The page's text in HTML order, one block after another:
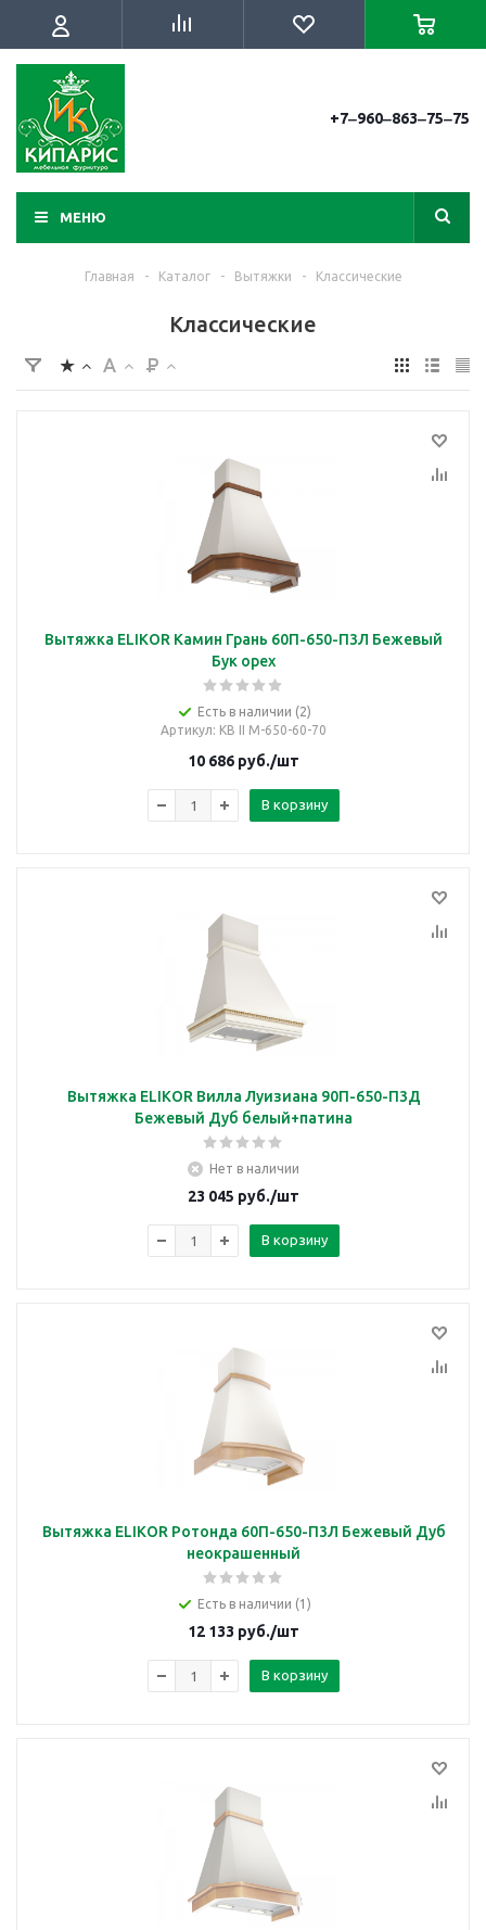
+7‒960‒863‒75‒75
МЕНЮ
Главная - Каталог - Вытяжки - Классические
Классические
Вытяжка ELIKOR Камин Грань 60П-650-П3Л Бежевый
Бук орех
Есть в наличии (2)
Артикул: КВ II М-650-60-70
10 686 руб./шт
В корзину
Вытяжка ELIKOR Вилла Луизиана 90П-650-П3Д
Бежевый Дуб белый+патина
Нет в наличии
23 045 руб./шт
В корзину
Вытяжка ELIKOR Ротонда 60П-650-П3Л Бежевый Дуб
неокрашенный
Есть в наличии (1)
12 133 руб./шт
В корзину